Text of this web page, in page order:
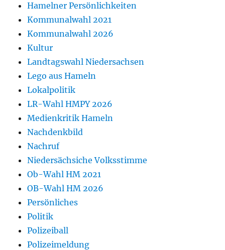
Hamelner Persönlichkeiten
Kommunalwahl 2021
Kommunalwahl 2026
Kultur
Landtagswahl Niedersachsen
Lego aus Hameln
Lokalpolitik
LR-Wahl HMPY 2026
Medienkritik Hameln
Nachdenkbild
Nachruf
Niedersächsiche Volksstimme
Ob-Wahl HM 2021
OB-Wahl HM 2026
Persönliches
Politik
Polizeiball
Polizeimeldung